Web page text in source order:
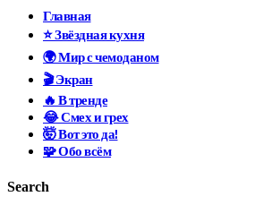
Главная
⭐ Звёздная кухня
🌍 Мир с чемоданом
🎬 Экран
🔥 В тренде
😂 Смех и грех
🤯 Вот это да!
🧩 Обо всём
Search